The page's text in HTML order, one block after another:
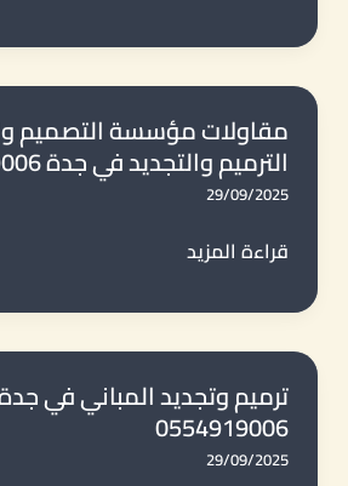
للمباني
في
جدة
–
حلول
للترميمات
مقاولات مؤسسة التصميم
الترميم والتجديد في جدة 0554919006
29/09/2025
مقاولات
التصميم
والبناء
في
الترميم
والتجديد
قراءة المزيد
ترميم وتجديد المباني في
0554919006
29/09/2025